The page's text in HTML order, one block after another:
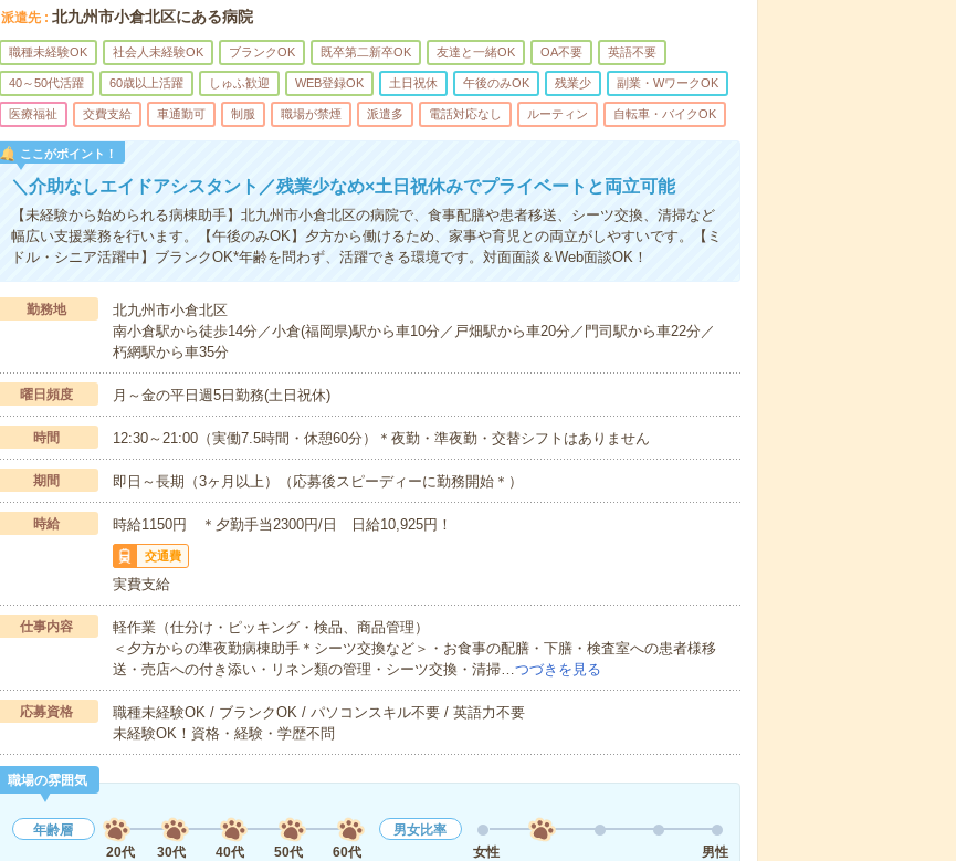
派遣先 北九州市小倉北区にある病院
職種未経験OK 社会人未経験OK ブランクOK 既卒第二新卒OK 友達と一緒OK OA不要 英語不要
40～50代活躍 60歳以上活躍 しゅふ歓迎 WEB登録OK 土日祝休 午後のみOK 残業少 副業・WワークOK
医療福祉 交費支給 車通勤可 制服 職場が禁煙 派遣多 電話対応なし ルーティン 自転車・バイクOK
ここがポイント！
＼介助なしエイドアシスタント／残業少なめ×土日祝休みでプライベートと両立可能
【未経験から始められる病棟助手】北九州市小倉北区の病院で、食事配膳や患者移送、シーツ交換、清掃など
幅広い支援業務を行います。【午後のみOK】夕方から働けるため、家事や育児との両立がしやすいです。【ミ
ドル・シニア活躍中】ブランクOK*年齢を問わず、活躍できる環境です。対面面談＆Web面談OK！
勤務地
北九州市小倉北区
南小倉駅から徒歩14分／小倉(福岡県)駅から車10分／戸畑駅から車20分／門司駅から車22分／
朽網駅から車35分
曜日頻度 月～金の平日週5日勤務(土日祝休)
時間 12:30～21:00（実働7.5時間・休憩60分）＊夜勤・準夜勤・交替シフトはありません
期間 即日～長期（3ヶ月以上）（応募後スピーディーに勤務開始＊）
時給 時給1150円 ＊夕勤手当2300円/日 日給10,925円！
交通費
実費支給
仕事内容
軽作業（仕分け・ピッキング・検品、商品管理）
＜夕方からの準夜勤病棟助手＊シーツ交換など＞・お食事の配膳・下膳・検査室への患者様移
送・売店への付き添い・リネン類の管理・シーツ交換・清掃…つづきを見る
応募資格
職種未経験OK / ブランクOK / パソコンスキル不要 / 英語力不要
未経験OK！資格・経験・学歴不問
職場の雰囲気
年齢層
20代
30代 40代 50代 60代
男女比率
女性
男性